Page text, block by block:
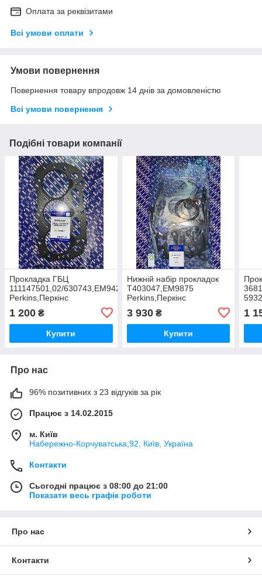
Оплата за реквізитами
Всі умови оплати
Умови повернення
Повернення товару впродовж 14 днів за домовленістю
Всі умови повернення
Подібні товари компанії
Прокладка ГБЦ
111147501,02/630743,EM9427
Perkins,Перкінс
1 200 ₴
Купити
Нижній набір прокладок
T403047,EM9875
Perkins,Перкінс
3 930₴
Купити
1
Про нас
96% позитивних з 23 відгуків за рік
Працює з 14.02.2015
м. Київ
Набережно-Корчуватська,92, Київ, Україна
Контакти
Сьогодні працює з 08:00 до 21:00
Показати весь графік роботи
Про нас
Контакти